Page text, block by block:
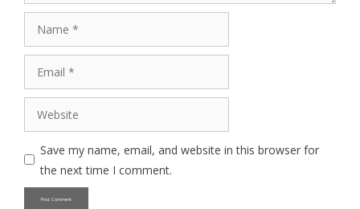
Save my name, email, and website in this browser for
the next time I comment.